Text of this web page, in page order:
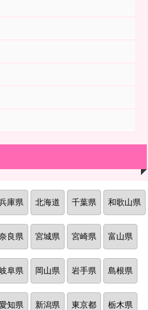
庫県 北海道 千葉県 和歌山県
良県 宮城県 宮崎県 富山県
阜県 岡山県 岩手県 島根県
知県 新潟県 東京都 栃木県